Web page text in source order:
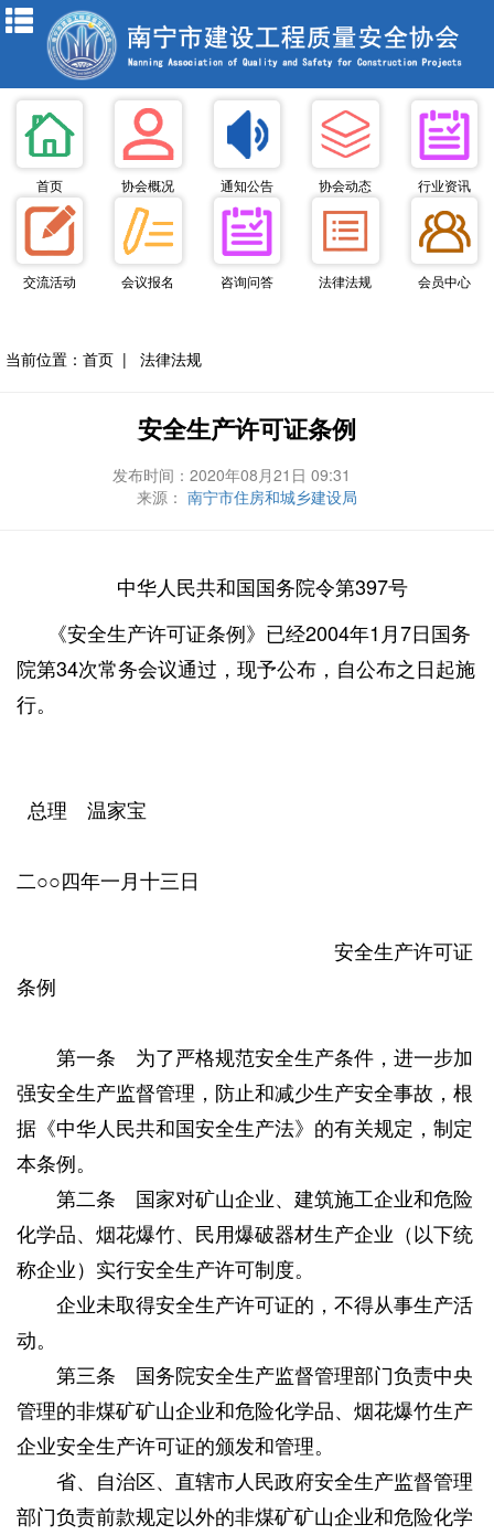
首页 协会概况 通知公告 协会动态 行业资讯
交流活动 会议报名 咨询问答 法律法规 会员中心
当前位置： 首页 | 法律法规
安全生产许可证条例
发布时间：2020年08月21日 09:31
来源： 南宁市住房和城乡建设局
中华人民共和国国务院令第397号
《安全生产许可证条例》已经2004年1月7日国务
院第34次常务会议通过，现予公布，自公布之日起施
行。
总理 温家宝
二○○四年一月十三日
安全生产许可证
条例
第一条 为了严格规范安全生产条件，进一步加
强安全生产监督管理，防止和减少生产安全事故，根
据《中华人民共和国安全生产法》的有关规定，制定
本条例。
第二条 国家对矿山企业、建筑施工企业和危险
化学品、烟花爆竹、民用爆破器材生产企业（以下统
称企业）实行安全生产许可制度。
企业未取得安全生产许可证的，不得从事生产活
动。
第三条 国务院安全生产监督管理部门负责中央
管理的非煤矿矿山企业和危险化学品、烟花爆竹生产
企业安全生产许可证的颁发和管理。
省、自治区、直辖市人民政府安全生产监督管理
部门负责前款规定以外的非煤矿矿山企业和危险化学